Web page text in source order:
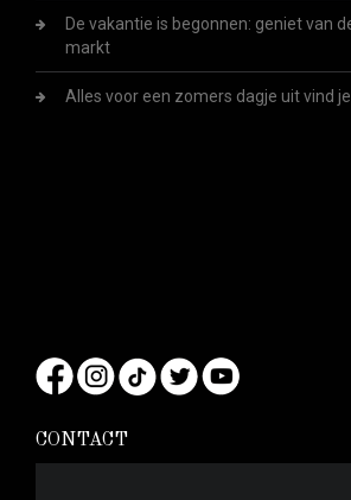
De vakantie is begonnen: geniet van
markt
Alles voor een zomers dagje uit vind
CONTACT